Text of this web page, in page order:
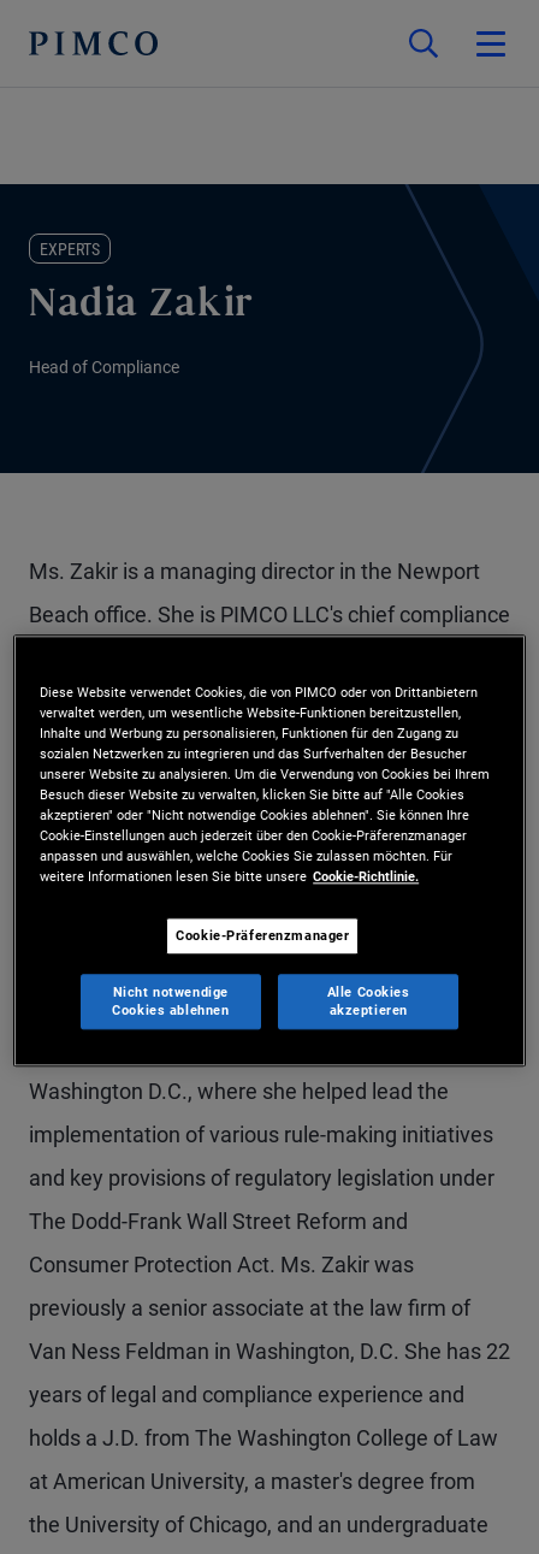
EXPERTS
Nadia Zakir
Head of Compliance
Ms. Zakir is a managing director in the Newport
Beach office. She is PIMCO LLC's chief compliance
her previous roles at PIMCO, Ms. Zakir managed
the U.S. regulatory legal team and the global
trading documentation and counterparty
management team. Ms. Zakir previously served
as chairwoman of the Commodity Futures Trading
Commission's Market Risk Advisory Committee,
and currently serves as a board member of The
PIMCO Foundation. Prior to joining PIMCO in 2013,
Washington D.C., where she helped lead the
implementation of various rule-making initiatives
and key provisions of regulatory legislation under
The Dodd-Frank Wall Street Reform and
Consumer Protection Act. Ms. Zakir was
previously a senior associate at the law firm of
Van Ness Feldman in Washington, D.C. She has 22
years of legal and compliance experience and
holds a J.D. from The Washington College of Law
at American University, a master's degree from
the University of Chicago, and an undergraduate
Diese Website verwendet Cookies, die von PIMCO oder von Drittanbietern
verwaltet werden, um wesentliche Website-Funktionen bereitzustellen,
Inhalte und Werbung zu personalisieren, Funktionen für den Zugang zu
sozialen Netzwerken zu integrieren und das Surfverhalten der Besucher
unserer Website zu analysieren. Um die Verwendung von Cookies bei Ihrem
Besuch dieser Website zu verwalten, klicken Sie bitte auf "Alle Cookies
akzeptieren" oder "Nicht notwendige Cookies ablehnen". Sie können Ihre
Cookie-Einstellungen auch jederzeit über den Cookie-Präferenzmanager
anpassen und auswählen, welche Cookies Sie zulassen möchten. Für
weitere Informationen lesen Sie bitte unsere Cookie-Richtlinie.
Cookie-Präferenzmanager
Nicht notwendige
Cookies ablehnen
Alle Cookies
akzeptieren